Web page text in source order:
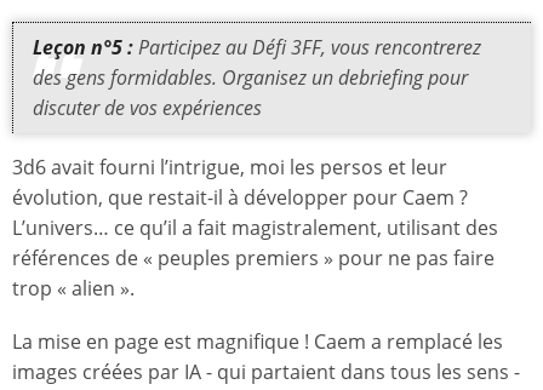
Leçon n°5 :Participez au Défi 3FF, vous rencontrerez
des gens formidables. Organisez un debriefing pour
discuter de vos expériences
3d6 avait fourni l’intrigue, moi les persos et leur
évolution, que restait-il à développer pour Caem ?
L’univers… ce qu’il a fait magistralement, utilisant des
références de « peuples premiers » pour ne pas faire
trop « alien ».
La mise en page est magnifique ! Caem a remplacé les
images créées par IA - qui partaient dans tous les sens -